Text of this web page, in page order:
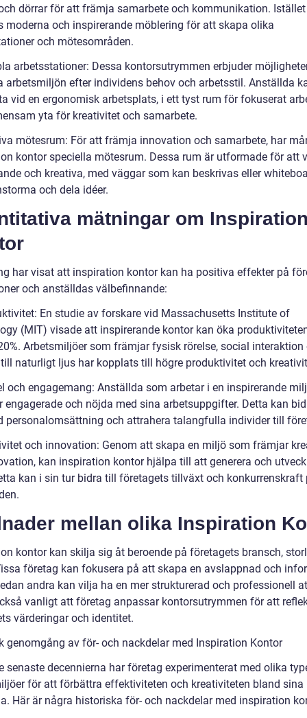
dörrar för att främja samarbete och kommunikation. Istället
moderna och inspirerande möblering för att skapa olika
och mötesområden.
arbetsstationer: Dessa kontorsutrymmen erbjuder
arbetsmiljön efter individens behov och arbetsstil. Anställda
vid en ergonomisk arbetsplats, i ett tyst rum för fokuserat
yta för kreativitet och samarbete.
mötesrum: För att främja innovation och samarbete, har
kontor speciella mötesrum. Dessa rum är utformade för att
och kreativa, med väggar som kan beskrivas eller
och dela idéer.
mätningar om
har visat att inspiration kontor kan ha positiva effekter på
och anställdas välbefinnande:
En studie av forskare vid Massachusetts Institute of
(MIT) visade att inspirerande kontor kan öka
Arbetsmiljöer som främjar fysisk rörelse, social interaktion
naturligt ljus har kopplats till högre produktivitet och
och engagemang: Anställda som arbetar i en inspirerande
engagerade och nöjda med sina arbetsuppgifter. Detta kan
personalomsättning och attrahera talangfulla individer till
och innovation: Genom att skapa en miljö som främjar
kan inspiration kontor hjälpa till att generera och
kan i sin tur bidra till företagets tillväxt och konkurrenskraft
mellan olika Inspiration
kontor kan skilja sig åt beroende på företagets bransch,
företag kan fokusera på att skapa en avslappnad och
andra kan vilja ha en mer strukturerad och professionell
vanligt att företag anpassar kontorsutrymmen för att
värderingar och identitet.
genomgång av för- och nackdelar med Inspiration Kontor
senaste decennierna har företag experimenterat med olika
för att förbättra effektiviteten och kreativiteten bland sina
Här är några historiska för- och nackdelar med inspiration